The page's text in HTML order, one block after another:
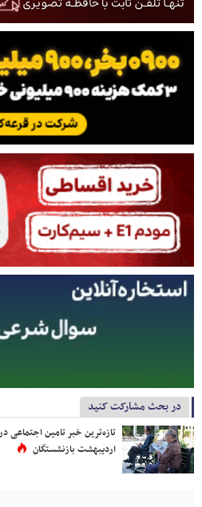
در بحث مشارکت کنید
تازه‌ترین خبر تامین اجتماعی
اردیبهشت بازنشستگان